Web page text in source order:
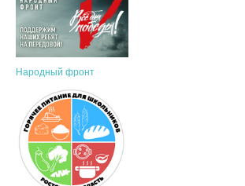
Народный фронт